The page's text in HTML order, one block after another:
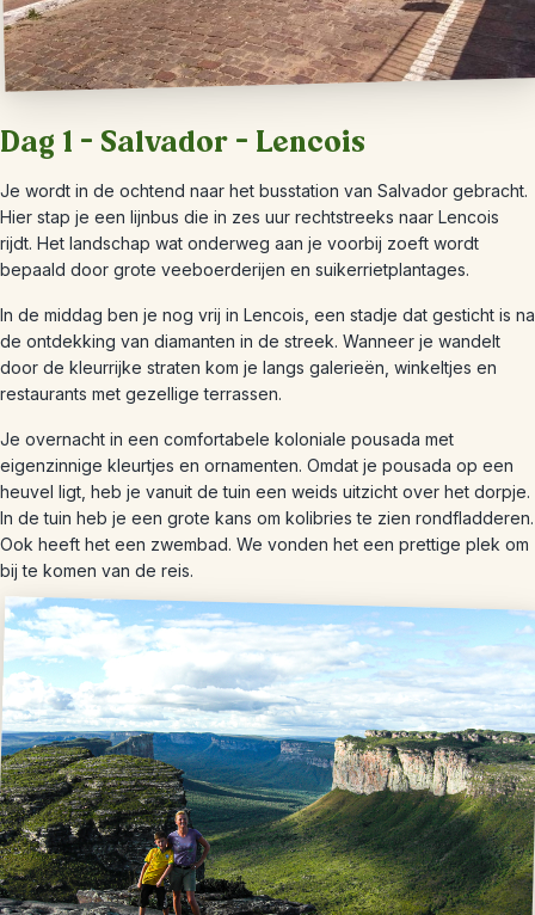
Dag 1 – Salvador – Lencois
Je wordt in de ochtend naar het busstation van Salvador gebracht.
Hier stap je een lijnbus die in zes uur rechtstreeks naar Lencois
rijdt. Het landschap wat onderweg aan je voorbij zoeft wordt
bepaald door grote veeboerderijen en suikerrietplantages.
In de middag ben je nog vrij in Lencois, een stadje dat gesticht is na
de ontdekking van diamanten in de streek. Wanneer je wandelt
door de kleurrijke straten kom je langs galerieën, winkeltjes en
restaurants met gezellige terrassen.
Je overnacht in een comfortabele koloniale pousada met
eigenzinnige kleurtjes en ornamenten. Omdat je pousada op een
heuvel ligt, heb je vanuit de tuin een weids uitzicht over het dorpje.
In de tuin heb je een grote kans om kolibries te zien rondfladderen.
Ook heeft het een zwembad. We vonden het een prettige plek om
bij te komen van de reis.